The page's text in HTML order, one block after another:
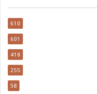
610
601
418
255
58